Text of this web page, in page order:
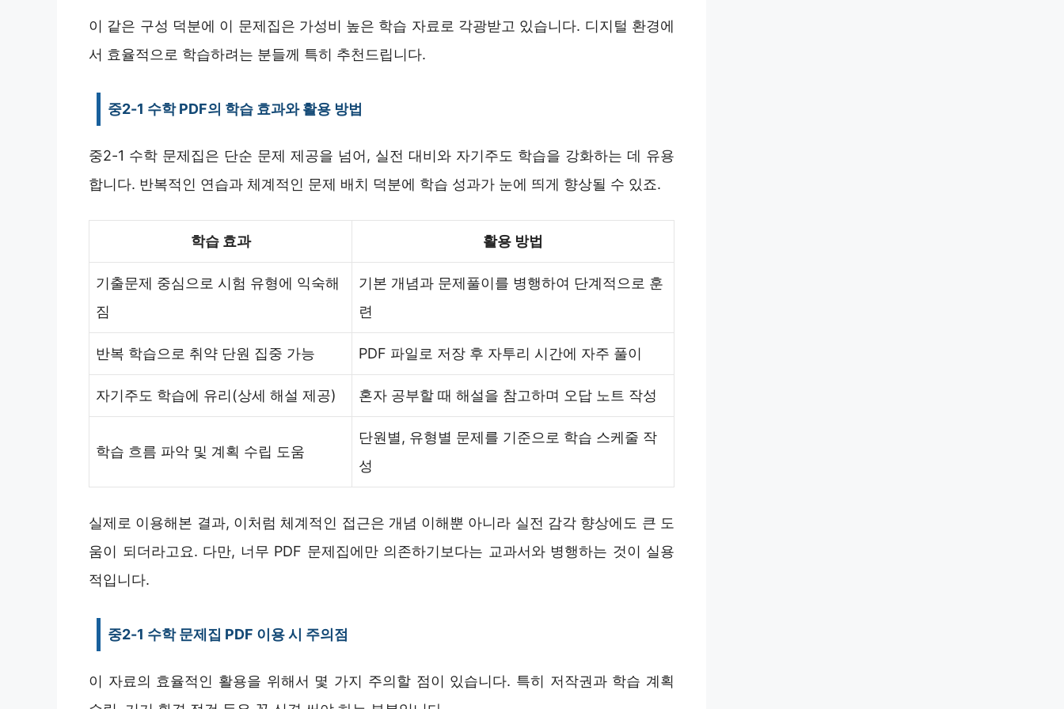
이 같은 구성 덕분에 이 문제집은 가성비 높은 학습 자료로 각광받고 있습니다. 디지털 환경에
서 효율적으로 학습하려는 분들께 특히 추천드립니다.
중2-1 수학 PDF의 학습 효과와 활용 방법
중2-1 수학 문제집은 단순 문제 제공을 넘어, 실전 대비와 자기주도 학습을 강화하는 데 유용
합니다. 반복적인 연습과 체계적인 문제 배치 덕분에 학습 성과가 눈에 띄게 향상될 수 있죠.
학습 효과 활용 방법
기출문제 중심으로 시험 유형에 익숙해
짐
기본 개념과 문제풀이를 병행하여 단계적으로 훈
련
반복 학습으로 취약 단원 집중 가능 PDF 파일로 저장 후 자투리 시간에 자주 풀이
자기주도 학습에 유리(상세 해설 제공) 혼자 공부할 때 해설을 참고하며 오답 노트 작성
학습 흐름 파악 및 계획 수립 도움
단원별, 유형별 문제를 기준으로 학습 스케줄 작
성
실제로 이용해본 결과, 이처럼 체계적인 접근은 개념 이해뿐 아니라 실전 감각 향상에도 큰 도
움이 되더라고요. 다만, 너무 PDF 문제집에만 의존하기보다는 교과서와 병행하는 것이 실용
적입니다.
중2-1 수학 문제집 PDF 이용 시 주의점
이 자료의 효율적인 활용을 위해서 몇 가지 주의할 점이 있습니다. 특히 저작권과 학습 계획